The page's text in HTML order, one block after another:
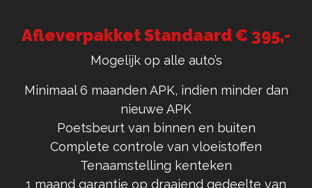
Afleverpakket Standaard € 395,-
Mogelijk op alle auto’s
Minimaal 6 maanden APK, indien minder dan
nieuwe APK
Poetsbeurt van binnen en buiten
Complete controle van vloeistoffen
Tenaamstelling kenteken
1 maand garantie op draaiend gedeelte van